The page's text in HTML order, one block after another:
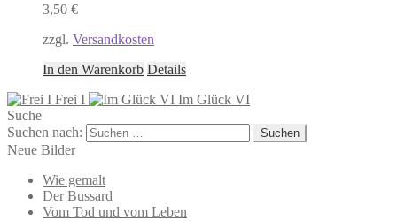
3,50 €
zzgl. Versandkosten
In den Warenkorb Details
Frei I
Im Glück VI
Suche
Suchen nach:
Neue Bilder
Wie gemalt
Der Bussard
Vom Tod und vom Leben